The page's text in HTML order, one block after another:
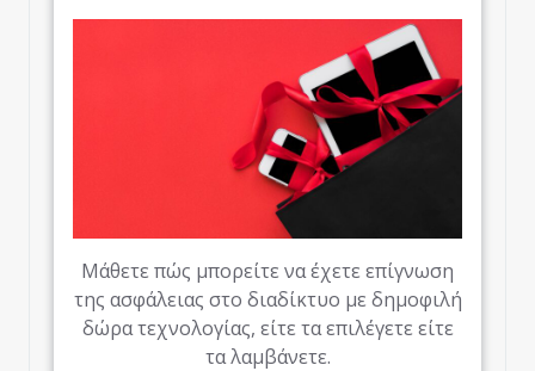
Μάθετε πώς μπορείτε να έχετε επίγνωση
της ασφάλειας στο διαδίκτυο με δημοφιλή
δώρα τεχνολογίας, είτε τα επιλέγετε είτε
τα λαμβάνετε.